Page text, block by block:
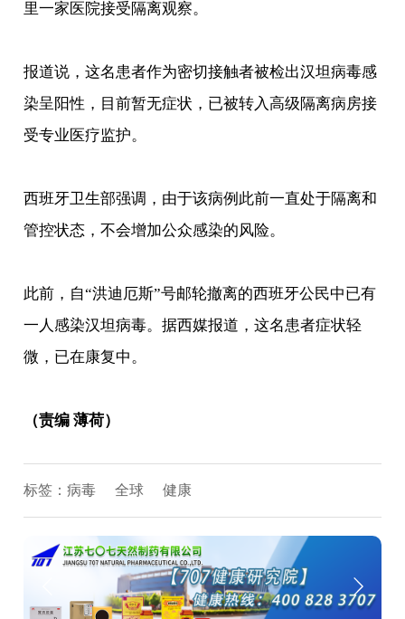
里一家医院接受隔离观察。
报道说，这名患者作为密切接触者被检出汉坦病毒感
染呈阳性，目前暂无症状，已被转入高级隔离病房接
受专业医疗监护。
西班牙卫生部强调，由于该病例此前一直处于隔离和
管控状态，不会增加公众感染的风险。
此前，自“洪迪厄斯”号邮轮撤离的西班牙公民中已有
一人感染汉坦病毒。据西媒报道，这名患者症状轻
微，已在康复中。
（责编 薄荷）
标签：病毒 全球 健康